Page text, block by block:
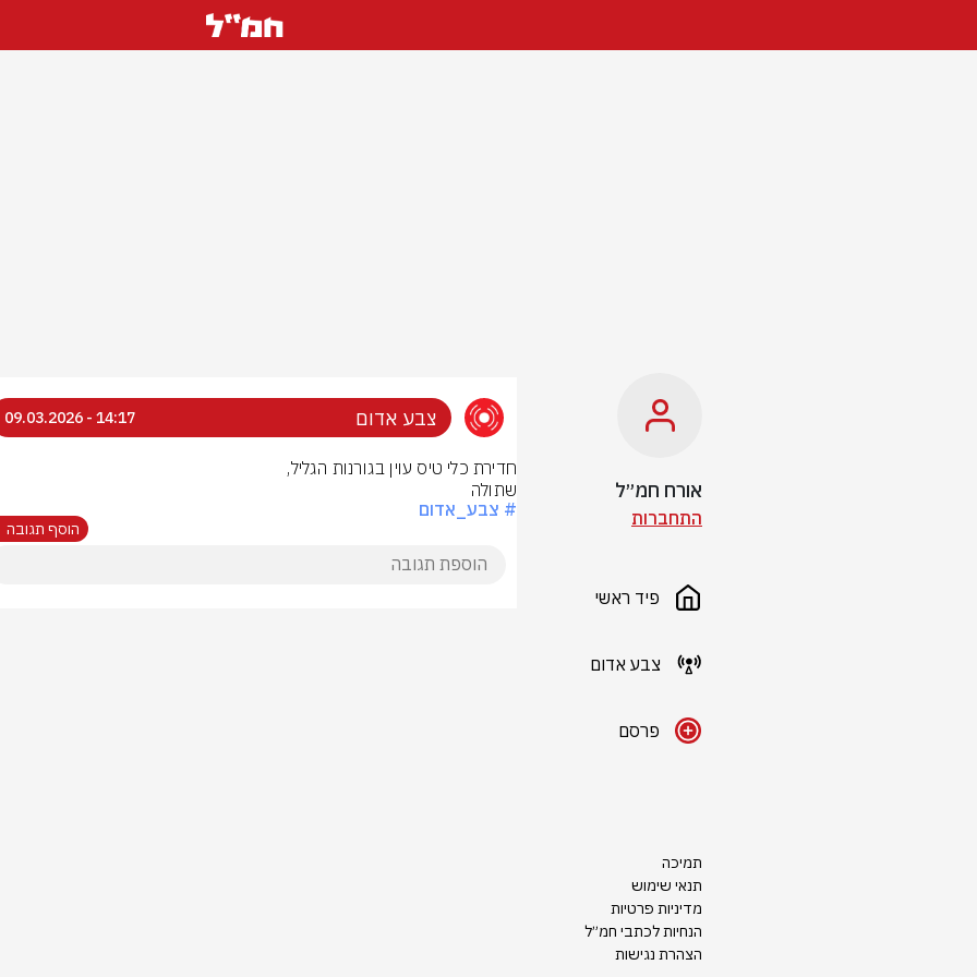
אורח חמ״ל
התחברות
פיד ראשי
צבע אדום
פרסם
תמיכה
תנאי שימוש
מדיניות פרטיות
הנחיות לכתבי חמ״ל
הצהרת נגישות
צבע אדום 14:17 - 09.03.2026
שתולה
# צבע_אדום
הוסף תגובה